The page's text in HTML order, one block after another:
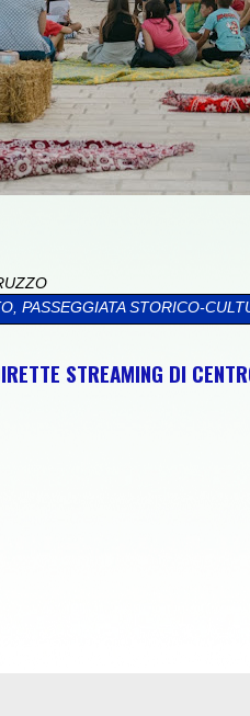
LIDO-ANNUNZIATA
STREAMING DI